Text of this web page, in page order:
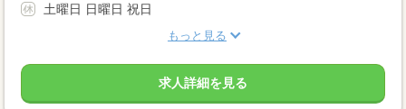
土曜日 日曜日 祝日
もっと見る
求人詳細を見る